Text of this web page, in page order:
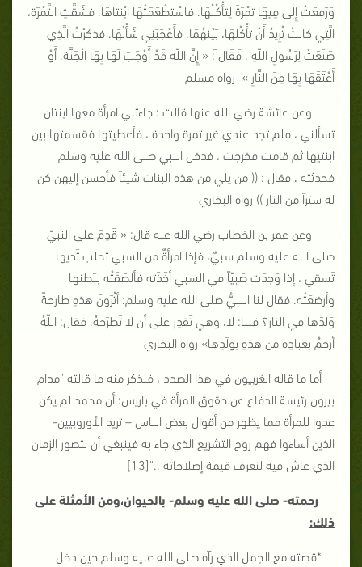
وَرَفَعَتْ إِلَى فِيهَا تَمْرَةً لِتَأْكُلُهَا. فَاسْتَطْعَمَتْهَا ابْنَتَاهَا. فَشَقَّتِ التَّمْرَةَ،
الَّتِي كَانَتْ تُرِيدُ أَنْ تَأْكُلَهَا، بَيْنَهُمَا. فَأَعْجَبَنِي شَأْنُهَا. فَذَكَرْتُ الَّذِي
صَنَعَتْ لِرَسُولِ اللّهِ . فَقَال َ: « إِنَّ اللّه قَدْ أَوْجَبَ لَهَا بِهَا الْجَنَّةَ. أَوْ
أَعْتَقَهَا بِهَا مِنَ النَّارِ » رواه مسلم
وعن عائشة رضي الله عنها قالت : جاءتني امرأة معها ابنتان
تسألني ، فلم تجد عندي غير تمرة واحدة ، فأعطيتها فقسمتها بين
ابنتيها ثم قامت فخرجت ، فدخل النبي صلى الله عليه وسلم
فحدثته ، فقال : (( من يلي من هذه البنات شيئاً فأحسن إليهن كن
له ستراً من النار )) رواه البخاري
وعن عمر بن الخطاب رضي الله عنه قال: « قَدِمَ على النبيّ
صلى الله عليه وسلم سَبيٌ، فإذا امرأةٌ من السبي تحلب ثَديَها
تَسقي ، إذا وَجدَت صَبيّاً في السبي أَخَذَته فألصَقَتْه ببَطنها
وأرضَعَتْه. فقال لنا النبيُّ صلى الله عليه وسلم: أتُرَونَ هذهِ طارحةً
وَلدَها في النار؟ قلنا: لا، وهي تَقدِر على أن لا تَطرَحهُ. فقال: اللّهُ
أرحمُ بعبادِه من هذهِ بولَدِها» رواه البخاري
أما ما قاله الغربيون في هذا الصدد ، فنذكر منه ما قالته "مدام
بيرون رئيسة الدفاع عن حقوق المرأة في باريس: أن محمد لم يكن
عدوا للمرأة مما يظهر من أقوال بعض الناس – تريد الأوروبيين-
الذين أساءوا فهم روح التشريع الذي جاء به فينبغي أن نتصور الزمان
الذي عاش فيه لنعرف قيمة إصلاحاته .."[13]
رحمته- صلى الله عليه وسلم- بالحيوان،ومن الأمثلة على
ذلك:
*قصته مع الجمل الذي رآه صلى الله عليه وسلم حين دخل